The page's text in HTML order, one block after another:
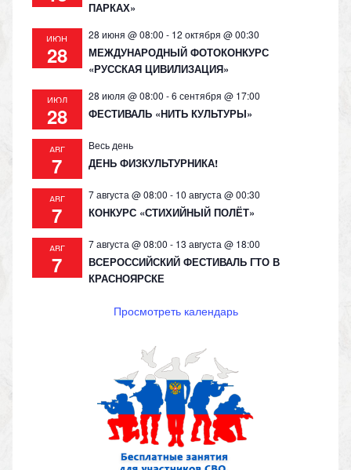
ПАРКАХ»
ИЮН
28
28 июня @ 08:00 - 12 октября @ 00:30
МЕЖДУНАРОДНЫЙ ФОТОКОНКУРС
«РУССКАЯ ЦИВИЛИЗАЦИЯ»
ИЮЛ
28
28 июля @ 08:00 -6 сентября @ 17:00
ФЕСТИВАЛЬ «НИТЬ КУЛЬТУРЫ»
АВГ
7
Весь день
ДЕНЬ ФИЗКУЛЬТУРНИКА!
АВГ
7
7 августа @ 08:00 - 10 августа @ 00:30
КОНКУРС «СТИХИЙНЫЙ ПОЛЁТ»
АВГ
7
7 августа @ 08:00 - 13 августа @ 18:00
ВСЕРОССИЙСКИЙ ФЕСТИВАЛЬ ГТО В
КРАСНОЯРСКЕ
Просмотреть календарь